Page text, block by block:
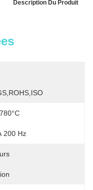
Description Du Produit
200 Hz